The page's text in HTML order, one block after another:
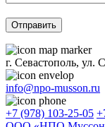
г. Севастополь, ул.
info@npo-musson.ru
+7 (978) 103-25-05